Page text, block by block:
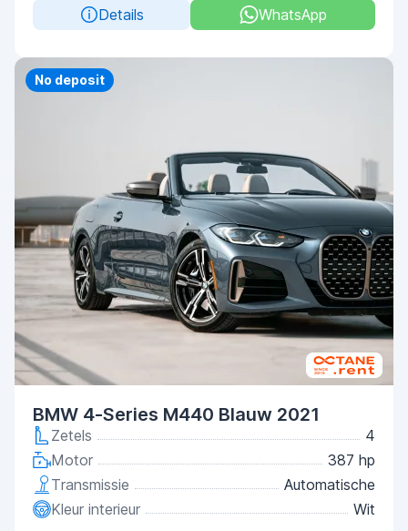
Details
WhatsApp
Priority
No deposit
BMW 4-Series M440 Blauw 2021
Zetels
4
Motor
387 hp
Transmissie
Automatische
Kleur interieur
Wit